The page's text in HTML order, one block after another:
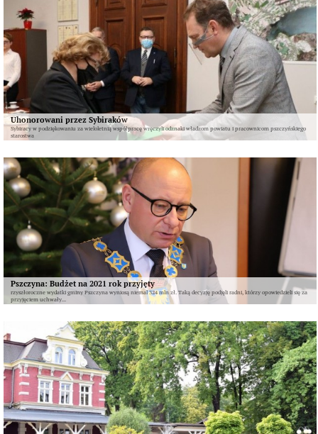
Uhonorowani przez Sybiraków
Sybiracy w podziękowaniu za wieloletnią współpracę wręczyli odznaki władzom powiatu i pracownicom pszczyńskiego
starostwa
Pszczyna: Budżet na 2021 rok przyjęty
rzyszłoroczne wydatki gminy Pszczyna wyniosą niemal 324 mln zł. Taką decyzję podjęli radni, którzy opowiedzieli się za
przyjęciem uchwały...